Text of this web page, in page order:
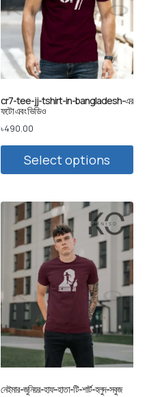
cr7-tee-jj-tshirt-in-bangladesh-এর
ফটো এবং ভিডিও
৳490.00
Select options
নেইমার-জুনিয়র-হাফ-হাতা-টি-শার্ট-হলুদ-সবুজ